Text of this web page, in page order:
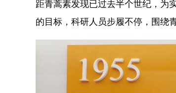
距青蒿素发现已过去半个世纪，为
的目标，科研人员步履不停，围绕